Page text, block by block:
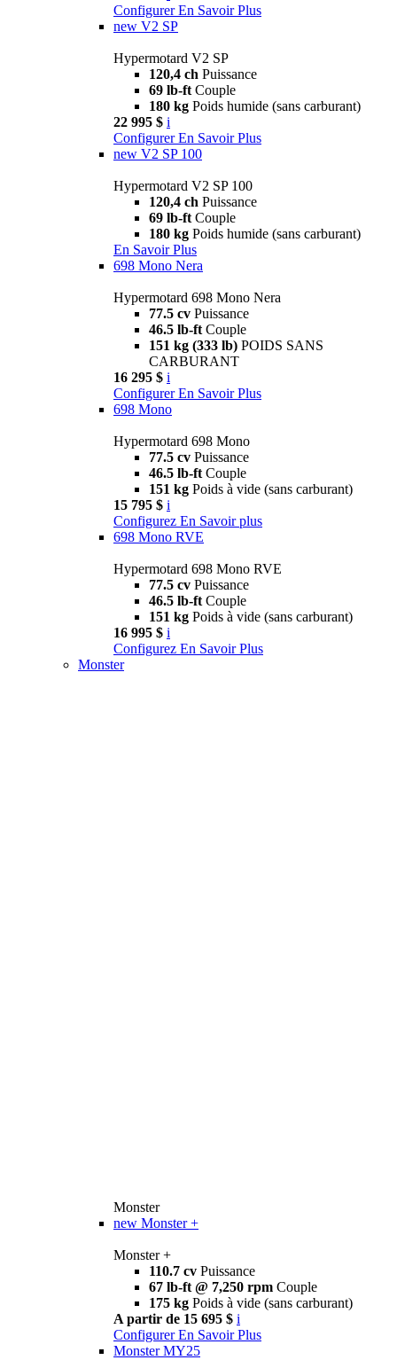
Configurer En Savoir Plus
new V2 SP
Hypermotard V2 SP
120,4 ch Puissance
69 lb-ft Couple
180 kg Poids humide (sans carburant)
22 995 $ i
Configurer En Savoir Plus
new V2 SP 100
Hypermotard V2 SP 100
120,4 ch Puissance
69 lb-ft Couple
180 kg Poids humide (sans carburant)
En Savoir Plus
698 Mono Nera
Hypermotard 698 Mono Nera
77.5 cv Puissance
46.5 lb-ft Couple
151 kg (333 lb) POIDS SANS
CARBURANT
16 295 $ i
Configurer En Savoir Plus
698 Mono
Hypermotard 698 Mono
77.5 cv Puissance
46.5 lb-ft Couple
151 kg Poids à vide (sans carburant)
15 795 $ i
Configurez En Savoir plus
698 Mono RVE
Hypermotard 698 Mono RVE
77.5 cv Puissance
46.5 lb-ft Couple
151 kg Poids à vide (sans carburant)
16 995 $ i
Configurez En Savoir Plus
Monster
Monster
new Monster +
Monster +
110.7 cv Puissance
67 lb-ft @ 7,250 rpm Couple
175 kg Poids à vide (sans carburant)
A partir de 15 695 $ i
Configurer En Savoir Plus
Monster MY25